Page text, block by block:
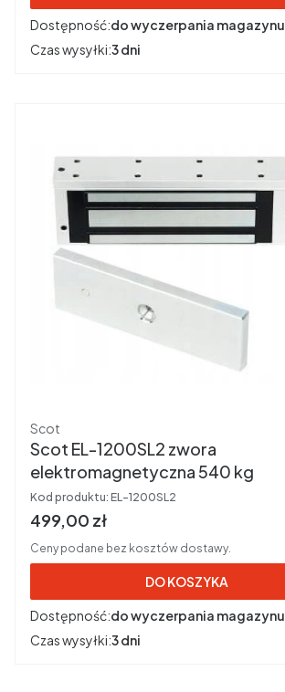
Dostępność:do wyczerpania magazynu
Czas wysyłki:3 dni
Producent
Scot
Scot EL-1200SL2 zwora
elektromagnetyczna 540 kg
Kod produktu: EL-1200SL2
Cena brutto
499,00 zł
Ceny podane bez kosztów dostawy.
DO KOSZYKA
Dostępność:do wyczerpania magazynu
Czas wysyłki:3 dni